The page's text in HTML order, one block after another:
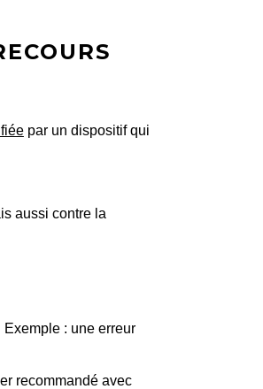
par un dispositif qui
aussi contre la
: une erreur
recommandé avec